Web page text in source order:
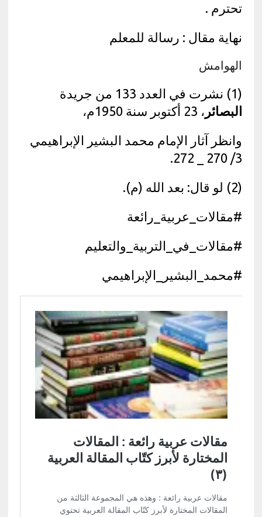
تحترم .
نهاية مقال : رسالة للمعلم
الهوامش
(1) نشرت في العدد 133 من جريدة
البصائر ، 23 أكتوبر سنة 1950م،
وانظر آثار الإمام محمد البشير الإبراهيمي
3/ 270 _ 272.
(2) لو قال: بعد الله (م).
#مقالات_عربية_رائعة
#مقالات_في_التربية_والتعليم
#محمد_البشير_الإبراهيمي